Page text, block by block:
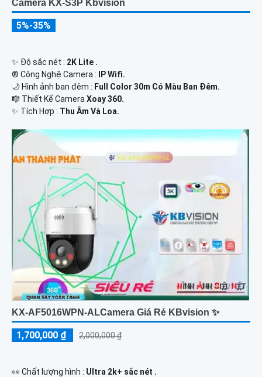
Camera KX-S3P Kbvision
5%-35%
✨ Độ sắc nét : 2K Lite .
®️ Công Nghệ Camera :
IP Wifi.
🌙 Hình ảnh ban đêm : Full Color 30m Có Màu Ban Ðêm.
🎼️ Thiết Kế Camera Xoay 360.
️✨ Tích Hợp : Thu Âm Và Loa.
KX-AF5016WPN-ALCamera Giá Rẻ KBvision ✨
1,700,000 ₫ 2,000,000 ₫
️👀 Chất lượng hình : Ultra 2k+ sắc nét .